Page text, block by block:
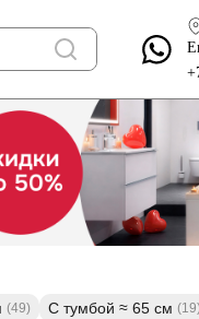
(49) С тумбой ≈ 65 см (19)